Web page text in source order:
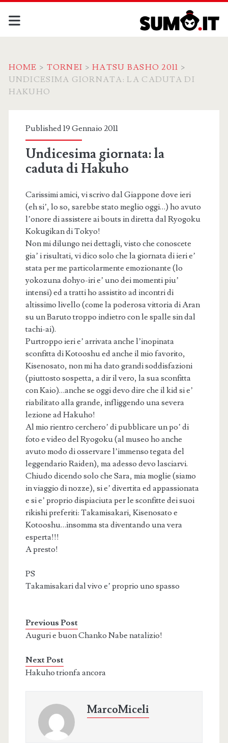
HOME > TORNEI >HATSU BASHO 2011 >
UNDICESIMA GIORNATA: LA CADUTA DI
HAKUHO
Published 19 Gennaio 2011
Undicesima giornata: la
caduta di Hakuho
Carissimi amici, vi scrivo dal Giappone dove ieri
(eh si’, lo so, sarebbe stato meglio oggi…) ho avuto
l’onore di assistere ai bouts in diretta dal Ryogoku
Kokugikan di Tokyo!
Non mi dilungo nei dettagli, visto che conoscete
gia’ i risultati, vi dico solo che la giornata di ieri e’
stata per me particolarmente emozionante (lo
yokozuna dohyo-iri e’ uno dei momenti piu’
intensi) ed a tratti ho assistito ad incontri di
altissimo livello (come la poderosa vittoria di Aran
su un Baruto troppo indietro con le spalle sin dal
tachi-ai).
Purtroppo ieri e’ arrivata anche l’inopinata
sconfitta di Kotooshu ed anche il mio favorito,
Kisenosato, non mi ha dato grandi soddisfazioni
(piuttosto sospetta, a dir il vero, la sua sconfitta
con Kaio)…anche se oggi devo dire che il kid si e’
riabilitato alla grande, infliggendo una severa
lezione ad Hakuho!
Al mio rientro cerchero’ di pubblicare un po’ di
foto e video del Ryogoku (al museo ho anche
avuto modo di osservare l’immenso tegata del
leggendario Raiden), ma adesso devo lasciarvi.
Chiudo dicendo solo che Sara, mia moglie (siamo
in viaggio di nozze), si e’ divertita ed appassionata
e si e’ proprio dispiaciuta per le sconfitte dei suoi
rikishi preferiti: Takamisakari, Kisenosato e
Kotooshu…insomma sta diventando una vera
esperta!!!
A presto!
PS
Takamisakari dal vivo e’ proprio uno spasso
Previous Post
Auguri e buon Chanko Nabe natalizio!
Next Post
Hakuho trionfa ancora
MarcoMiceli